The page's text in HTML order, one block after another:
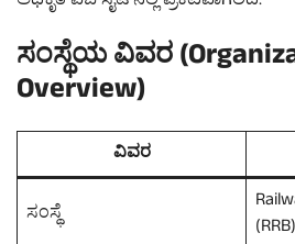
ಸಂಸ್ಥೆಯ ವಿವರ
Overview)
ವಿವರ
ಸಂಸ್ಥೆ
(RRB)